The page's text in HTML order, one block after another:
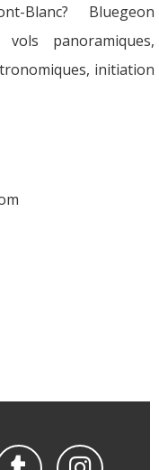
Bluegeon
panoramiques,
initiation